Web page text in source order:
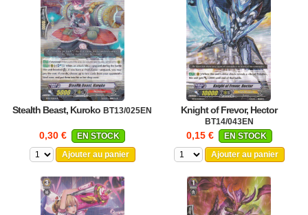
Stealth Beast, Kuroko BT13/025EN
0,30 €
EN STOCK
Ajouter au panier
Knight of Frevor, Hector
BT14/043EN
0,15 €
EN STOCK
Ajouter au panier